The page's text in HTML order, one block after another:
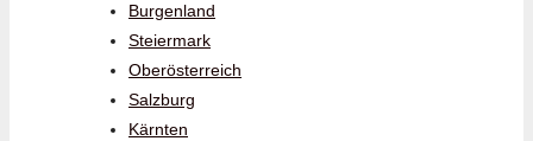
Burgenland
Steiermark
Oberösterreich
Salzburg
Kärnten